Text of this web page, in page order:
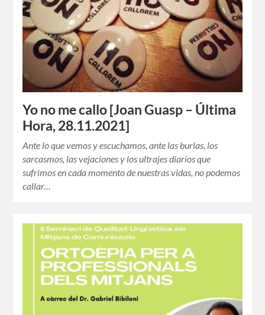
Yo no me callo [Joan Guasp – Última
Hora, 28.11.2021]
Ante lo que vemos y escuchamos, ante las burlas, los
sarcasmos, las vejaciones y los ultrajes diarios que
sufrimos en cada momento de nuestras vidas, no podemos
callar…